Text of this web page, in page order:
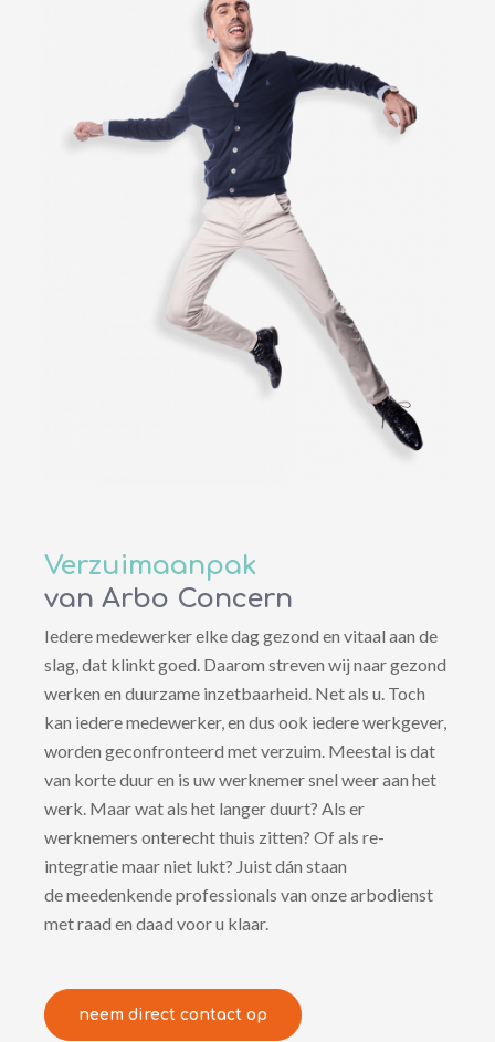
Verzuimaanpak
van Arbo Concern
Iedere medewerker elke dag gezond en vitaal aan de
slag, dat klinkt goed. Daarom streven wij naar gezond
werken en duurzame inzetbaarheid. Net als u. Toch
kan iedere medewerker, en dus ook iedere werkgever,
worden geconfronteerd met verzuim. Meestal is dat
van korte duur en is uw werknemer snel weer aan het
werk. Maar wat als het langer duurt? Als er
werknemers onterecht thuis zitten? Of als re-
integratie maar niet lukt? Juist dán staan
de meedenkende professionals van onze arbodienst
met raad en daad voor u klaar.
neem direct contact op